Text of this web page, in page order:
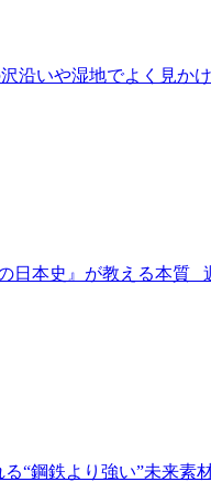
いや湿地でよく見か
本史』が教える本質
“鋼鉄より強い”未来